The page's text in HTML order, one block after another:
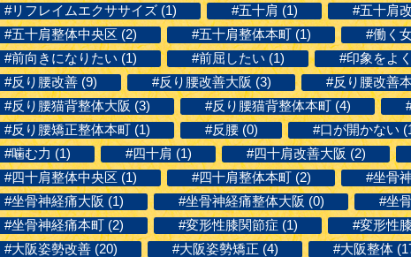
#リフレイムエクササイズ (1)
#五十肩 (1) #五十肩
#五十肩整体中央区 (2)
#五十肩整体本町 (1)
#働く
#前向きになりたい (1)
#前屈したい (1) #印象をよ
#反り腰改善 (9)
#反り腰改善大阪 (3) #反り腰改善
#反り腰猫背整体大阪 (3)
#反り腰猫背整体本町 (4)
#反り腰矯正整体本町 (1)
#反腰 (0) #口が開かない
#噛む力 (1)
#四十肩 (1) #四十肩改善大阪 (2)
#四十肩整体中央区 (1)
#四十肩整体本町 (2) #坐骨
#坐骨神経痛大阪 (1)
#坐骨神経痛整体大阪 (0)
#坐
#坐骨神経痛本町 (2)
#変形性膝関節症 (1)
#変形性
#大阪姿勢改善 (20)
#大阪姿勢矯正 (4) #大阪整体